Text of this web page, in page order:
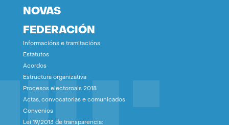
NOVAS
FEDERACIÓN
Informacións e tramitacións
Estatutos
Acordos
Estructura organizativa
Procesos electoroais 2018
Actas, convocatorias e comunicados
Convenios
Lei 19/2013 de transparencia: